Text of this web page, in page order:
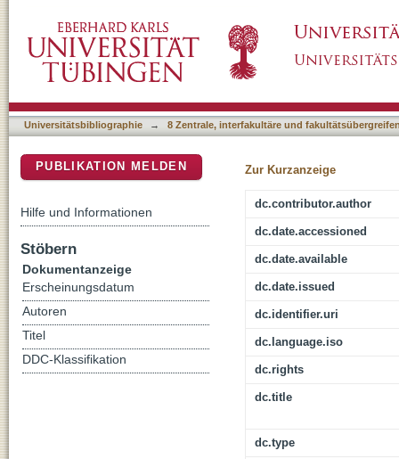
Universitätsbibliographie → 8 Zentrale, interfakultäre und
Zur Kurzanzeige
dc.contributor.author
dc.date.accessioned
dc.date.available
dc.date.issued
dc.identifier.uri
dc.language.iso
dc.rights
dc.title
dc.type
PUBLIKATION MELDEN
Hilfe und Informationen
Stöbern
Dokumentanzeige
Erscheinungsdatum
Autoren
Titel
DDC-Klassifikation